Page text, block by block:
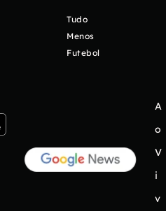
Tudo
Menos
Futebol
A
o
V
i
v